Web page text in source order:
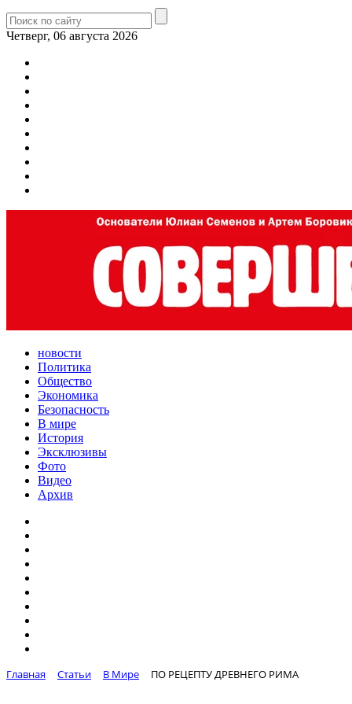
Четверг, 06 августа 2026
новости
Политика
Общество
Экономика
Безопасность
В мире
История
Эксклюзивы
Фото
Видео
Архив
Главная Статьи В Мире ПО РЕЦЕПТУ ДРЕВНЕГО РИМА